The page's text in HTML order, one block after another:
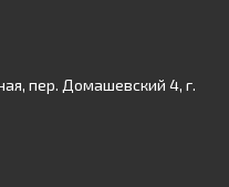
пер. Домашевский 4, г.